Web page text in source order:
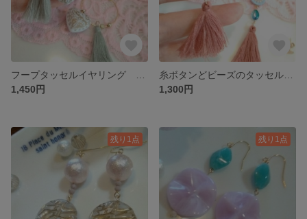
1,450円
1,300円
残り1点 残り1点